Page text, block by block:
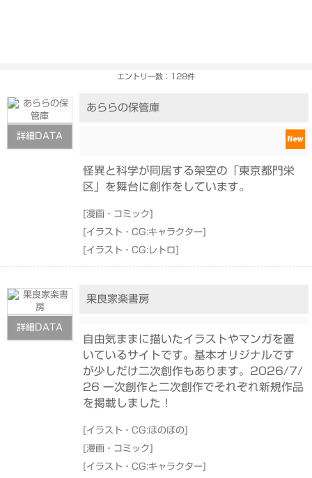
エントリー数：128件
詳細DATA
あららの保管庫
怪異と科学が同居する架空の「東京都門栄
区」を舞台に創作をしています。
[漫画・コミック]
[イラスト・CG:キャラクター]
[イラスト・CG:レトロ]
詳細DATA
果良家楽書房
自由気ままに描いたイラストやマンガを置
いているサイトです。基本オリジナルです
が少しだけ二次創作もあります。2026/7/
26 一次創作と二次創作でそれぞれ新規作品
を掲載しました！
[イラスト・CG:ほのぼの]
[漫画・コミック]
[イラスト・CG:キャラクター]